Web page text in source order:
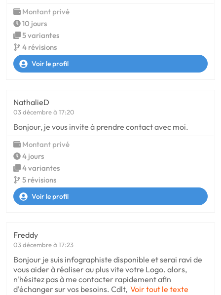
Montant privé
10 jours
5 variantes
4 révisions
Voir le profil
NathalieD
03 décembre à 17:20
Bonjour, je vous invite à prendre contact avec moi.
Montant privé
4 jours
4 variantes
5 révisions
Voir le profil
Freddy
03 décembre à 17:23
Bonjour je suis infographiste disponible et serai ravi de
vous aider à réaliser au plus vite votre Logo. alors,
n'hésitez pas à me contacter rapidement afin
d'échanger sur vos besoins. Cdlt, Voir tout le texte